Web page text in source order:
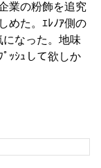
業の粉飾を追究
めた。ｴﾚﾉｱ側の
になった。地味
ﾟｯｼｭして欲しか